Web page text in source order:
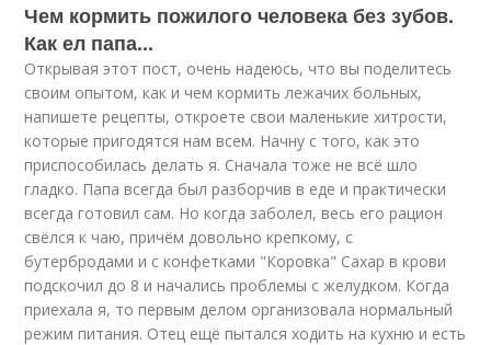
Чем кормить пожилого человека без зубов.
Как ел папа...
Открывая этот пост, очень надеюсь, что вы поделитесь
своим опытом, как и чем кормить лежачих больных,
напишете рецепты, откроете свои маленькие хитрости,
которые пригодятся нам всем. Начну с того, как это
приспособилась делать я. Сначала тоже не всё шло
гладко. Папа всегда был разборчив в еде и практически
всегда готовил сам. Но когда заболел, весь его рацион
свёлся к чаю, причём довольно крепкому, с
бутербродами и с конфетками "Коровка" Сахар в крови
подскочил до 8 и начались проблемы с желудком. Когда
приехала я, то первым делом организовала нормальный
режим питания. Отец ещё пытался ходить на кухню и есть